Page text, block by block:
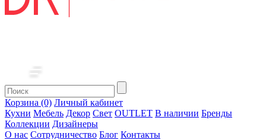
Корзина (0) Личный кабинет
Кухни Мебель Декор Свет OUTLET В наличии Бренды
Коллекции Дизайнеры
О нас Сотрудничество Блог Контакты